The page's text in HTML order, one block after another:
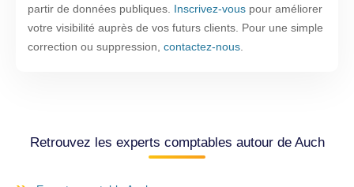
partir de données publiques. Inscrivez-vous pour améliorer
votre visibilité auprès de vos futurs clients. Pour une simple
correction ou suppression, contactez-nous
Retrouvez les experts comptables autour de Auch